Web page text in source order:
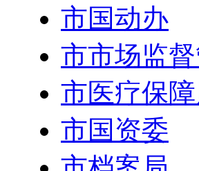
市国动办
市市场监
市医疗保
市国资委